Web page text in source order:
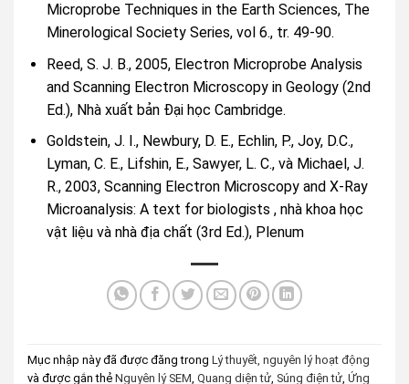
Microprobe Techniques in the Earth Sciences, The
Minerological Society Series, vol 6., tr. 49-90.
Reed, S. J. B., 2005, Electron Microprobe Analysis
and Scanning Electron Microscopy in Geology (2nd
Ed.), Nhà xuất bản Đại học Cambridge.
Goldstein, J. I., Newbury, D. E., Echlin, P., Joy, D.C.,
Lyman, C. E., Lifshin, E., Sawyer, L. C., và Michael, J.
R., 2003, Scanning Electron Microscopy and X-Ray
Microanalysis: A text for biologists , nhà khoa học
vật liệu và nhà địa chất (3rd Ed.), Plenum
Mục nhập này đã được đăng trong Lý thuyết, nguyên lý hoạt động
và được gắn thẻ Nguyên lý SEM Quang diện tử Súng điện tử Ứng